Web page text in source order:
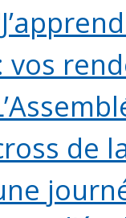
vos
de